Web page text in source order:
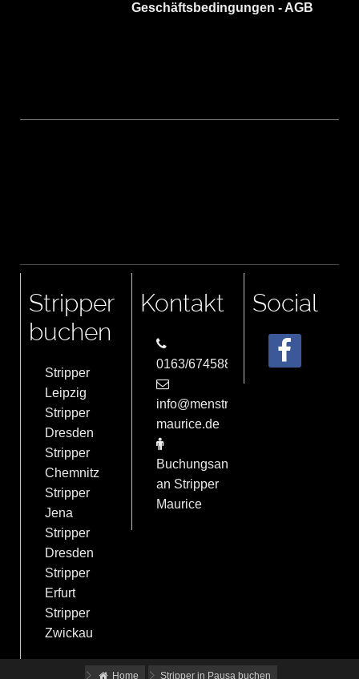
Geschäftsbedingungen - AGB
Stripper
buchen
Stripper
Leipzig
Stripper
Dresden
Stripper
Chemnitz
Stripper
Jena
Stripper
Dresden
Stripper
Erfurt
Stripper
Zwickau
Kontakt
0163/6745884
info@menstrip-
maurice.de
Buchungsanfrage
an Stripper
Maurice
Social
Home Stripper in Pausa buchen